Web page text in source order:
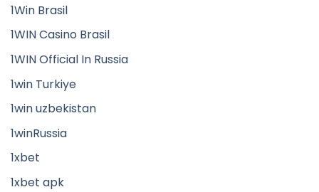
1Win Brasil
1WIN Casino Brasil
1WIN Official In Russia
1win Turkiye
1win uzbekistan
1winRussia
1xbet
1xbet apk